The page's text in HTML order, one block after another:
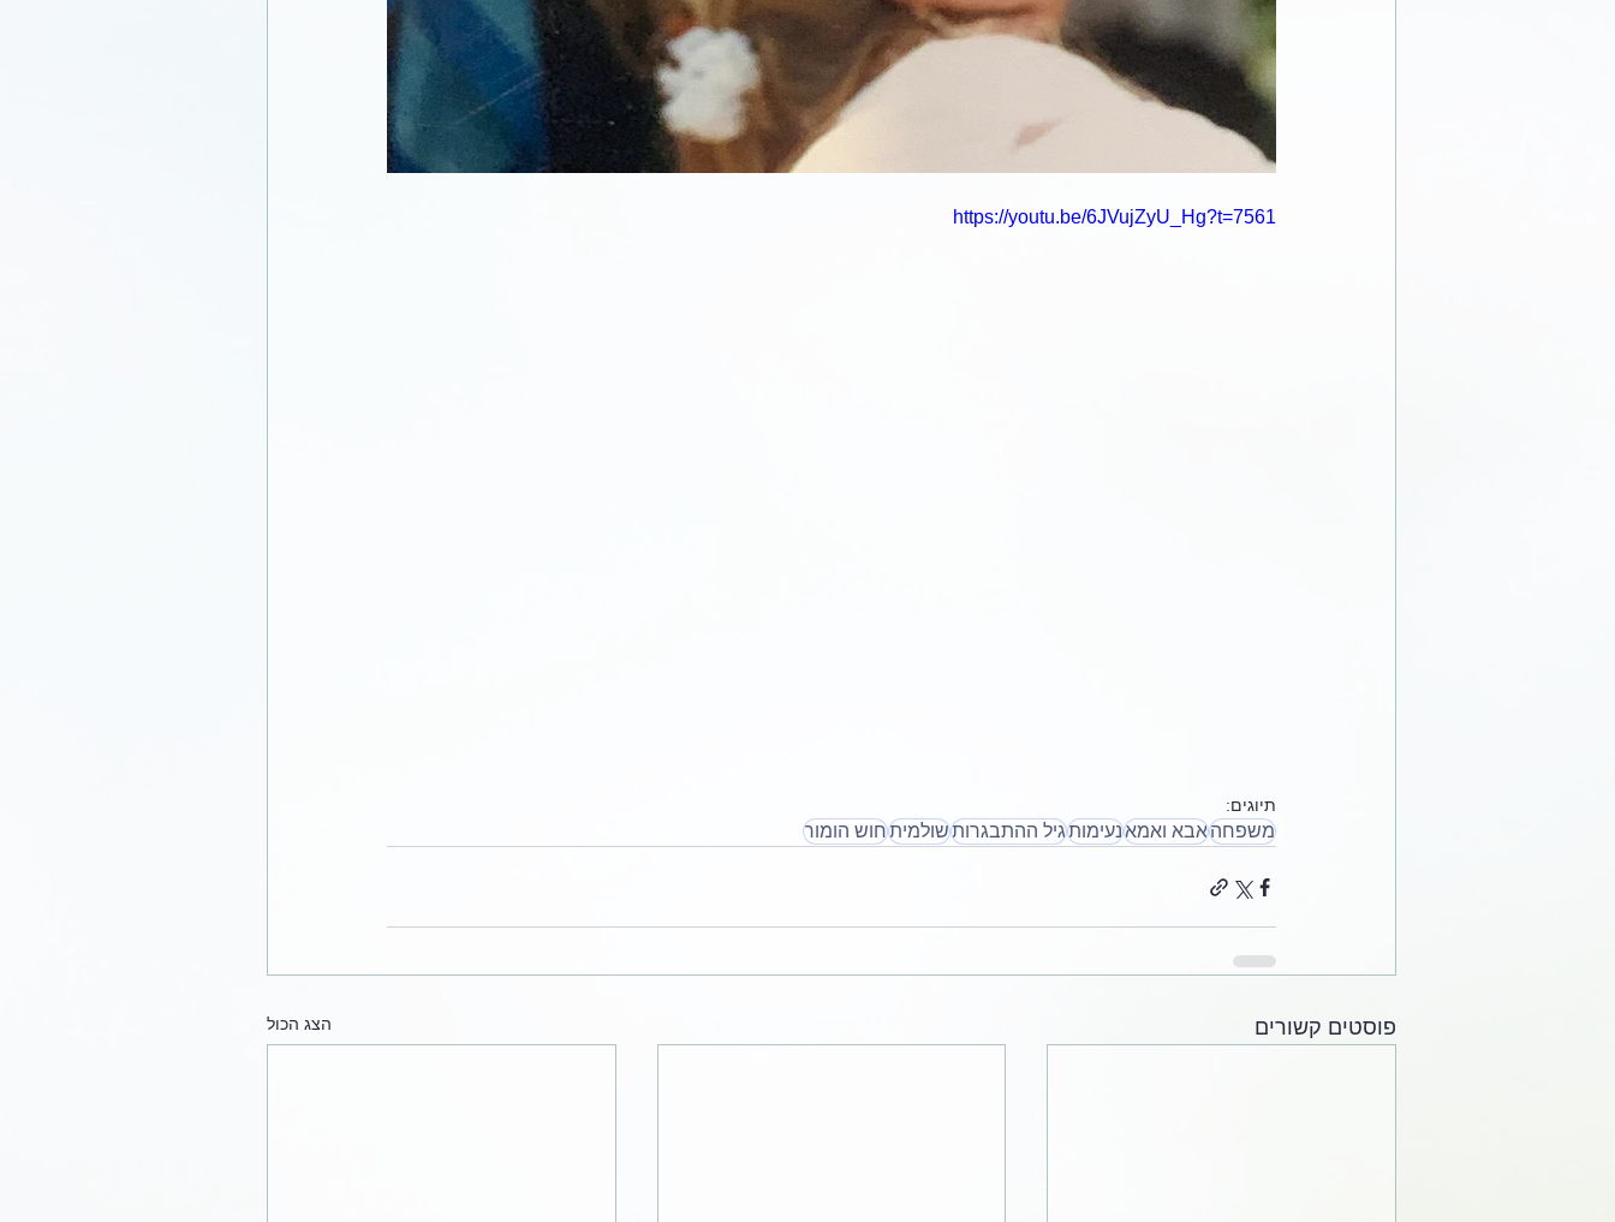
https://youtu.be/6JVujZyU_Hg?t=7561
תיוגים:
משפחהאבא ואמאנעימותגיל ההתבגרותשולמיתחוש הומור
פוסטים קשורים הצג הכול